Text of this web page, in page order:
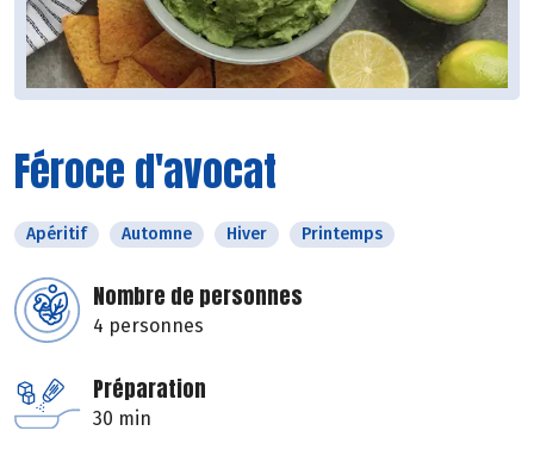
Féroce d'avocat
Apéritif Automne Hiver Printemps
Nombre de personnes
4 personnes
Préparation
30 min